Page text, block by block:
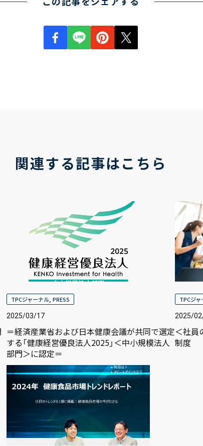
関連する記事はこちら
TPCジャーナル PRESS
2025/03/17
＝経済産業省および日本健康会議が共同で選定
する「健康経営優良法人2025」＜中小規模法人
部門＞に認定＝
TPCジャ
2025/
＜社員
制度